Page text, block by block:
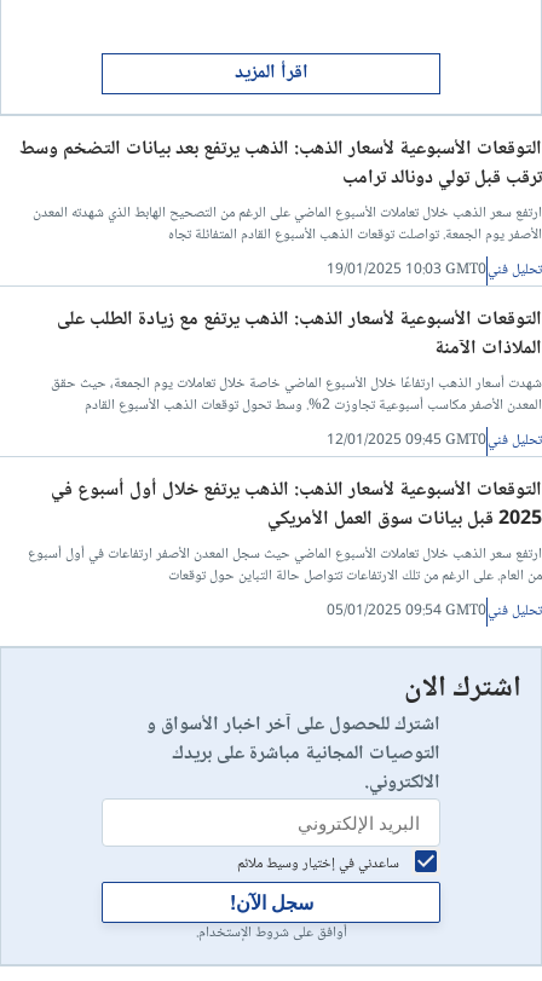
اقرأ المزيد
التوقعات الأسبوعية لأسعار الذهب: الذهب يرتفع بعد بيانات التضخم وسط
ترقب قبل تولي دونالد ترامب
ارتفع سعر الذهب خلال تعاملات الأسبوع الماضي على الرغم من التصحيح الهابط الذي شهدته المعدن
الأصفر يوم الجمعة. تواصلت توقعات الذهب الأسبوع القادم المتفائلة تجاه
تحليل فني19/01/2025 10:03 GMT0
التوقعات الأسبوعية لأسعار الذهب: الذهب يرتفع مع زيادة الطلب على
الملاذات الآمنة
شهدت أسعار الذهب ارتفاعًا خلال الأسبوع الماضي خاصة خلال تعاملات يوم الجمعة، حيث حقق
المعدن الأصفر مكاسب أسبوعية تجاوزت 2%. وسط تحول توقعات الذهب الأسبوع القادم
تحليل فني12/01/2025 09:45 GMT0
التوقعات الأسبوعية لأسعار الذهب: الذهب يرتفع خلال أول أسبوع في
2025 قبل بيانات سوق العمل الأمريكي
ارتفع سعر الذهب خلال تعاملات الأسبوع الماضي حيث سجل المعدن الأصفر ارتفاعات في أول أسبوع
من العام. على الرغم من تلك الارتفاعات تتواصل حالة التباين حول توقعات
تحليل فني05/01/2025 09:54 GMT0
اشترك الان
اشترك للحصول على آخر اخبار الأسواق و
التوصيات المجانية مباشرة على بريدك
الالكتروني.
ساعدني في إختيار وسيط ملائم
سجل الآن!
أوافق على شروط الإستخدام.